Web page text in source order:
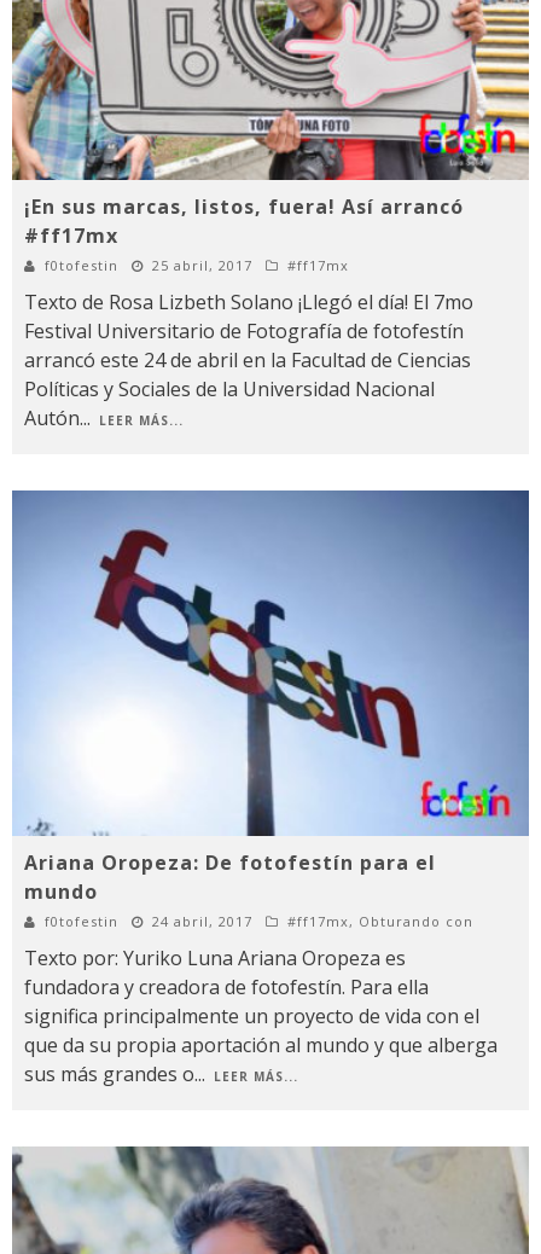
¡En sus marcas, listos, fuera! Así arrancó
#ff17mx
f0tofestin 25 abril, 2017 #ff17mx
Texto de Rosa Lizbeth Solano ¡Llegó el día! El 7mo
Festival Universitario de Fotografía de fotofestín
arrancó este 24 de abril en la Facultad de Ciencias
Políticas y Sociales de la Universidad Nacional
Autón... LEER MÁS...
Ariana Oropeza: De fotofestín para el
mundo
f0tofestin 24 abril, 2017 #ff17mx , Obturando con
Texto por: Yuriko Luna Ariana Oropeza es
fundadora y creadora de fotofestín. Para ella
significa principalmente un proyecto de vida con el
que da su propia aportación al mundo y que alberga
sus más grandes o... LEER MÁS...